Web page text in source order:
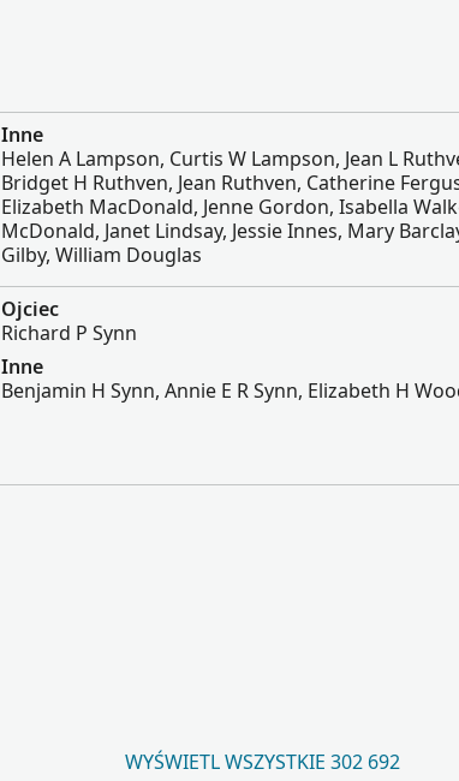
Inne
Helen A Lampson, Curtis W Lampson, Jean L
Bridget H Ruthven, Jean Ruthven, Catherine
Elizabeth MacDonald, Jenne Gordon, Isabella
McDonald, Janet Lindsay, Jessie Innes, Mary
Gilby, William Douglas
Ojciec
Richard P Synn
Inne
Benjamin H Synn, Annie E R Synn, Elizabeth H
WYŚWIETL WSZYSTKIE 302 692